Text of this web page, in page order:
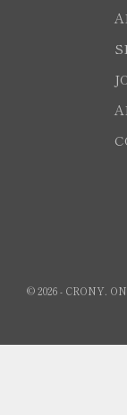
© 2026 - CRONY.